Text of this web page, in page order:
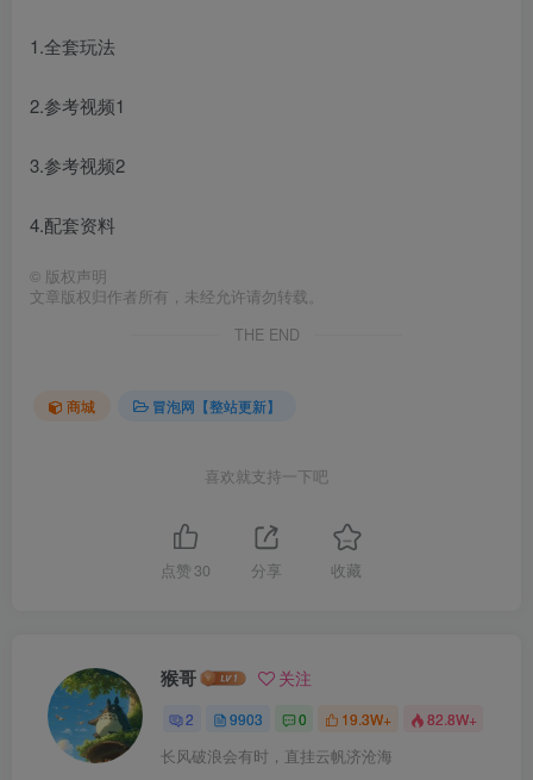
1.全套玩法
2.参考视频1
3.参考视频2
4.配套资料
© 版权声明
文章版权归作者所有，未经允许请勿转载。
THE END
商城 冒泡网【整站更新】
喜欢就支持一下吧
点赞 30 分享 收藏
猴哥 关注
2 9903 0 19.3W+ 82.8W+
长风破浪会有时，直挂云帆济沧海